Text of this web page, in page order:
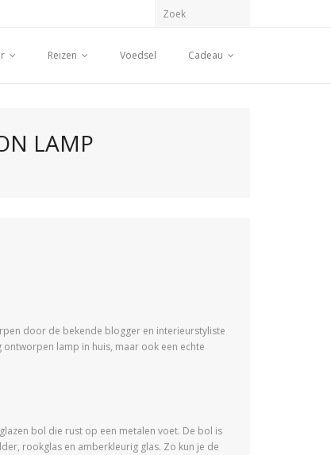
Reizen Voedsel Cadeau
LAMP
door de bekende blogger en interieurstyliste
lamp in huis, maar ook een echte
bol die rust op een metalen voet. De bol is
rookglas en amberkleurig glas. Zo kun je de